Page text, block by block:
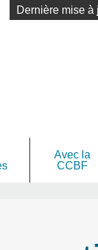
Dernière mise
Avec la
CCBF